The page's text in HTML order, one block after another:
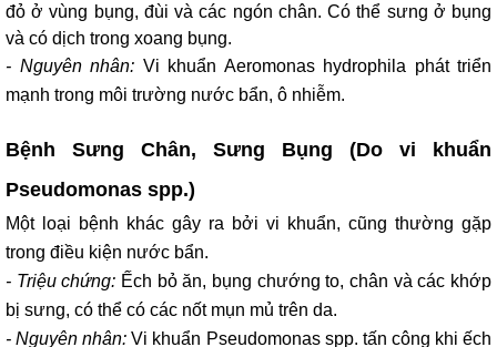
đỏ ở vùng bụng, đùi và các ngón chân. Có thể sưng ở bụng
và có dịch trong xoang bụng.
- Nguyên nhân: Vi khuẩn Aeromonas hydrophila phát triển
mạnh trong môi trường nước bẩn, ô nhiễm.
Bệnh Sưng Chân, Sưng Bụng (Do vi khuẩn
Pseudomonas spp.)
Một loại bệnh khác gây ra bởi vi khuẩn, cũng thường gặp
trong điều kiện nước bẩn.
- Triệu chứng: Ếch bỏ ăn, bụng chướng to, chân và các khớp
bị sưng, có thể có các nốt mụn mủ trên da.
- Nguyên nhân: Vi khuẩn Pseudomonas spp. tấn công khi ếch